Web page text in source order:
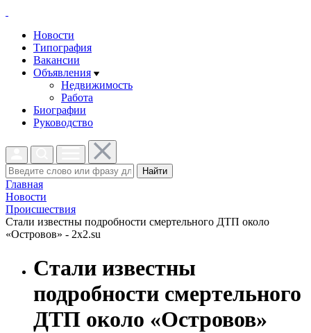
Новости
Типография
Вакансии
Объявления
Недвижимость
Работа
Биографии
Руководство
Найти
Главная
Новости
Проиcшествия
Стали известны подробности смертельного ДТП около
«Островов» - 2x2.su
Стали известны
подробности смертельного
ДТП около «Островов»